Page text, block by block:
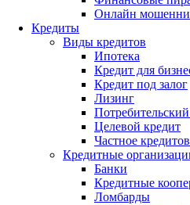
Онлайн
Кредиты
Виды кредитов
Ипотека
Кредит для
Кредит под залог
Лизинг
Целевой кредит
Частное
Кредитные
Банки
Кредитные
Ломбарды